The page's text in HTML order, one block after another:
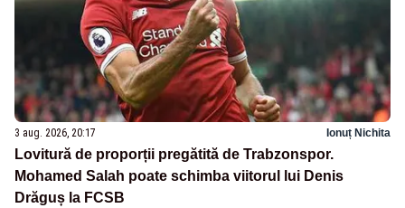
3 aug. 2026, 20:17 Ionuț Nichita
Lovitură de proporții pregătită de Trabzonspor.
Mohamed Salah poate schimba viitorul lui Denis
Drăguș la FCSB